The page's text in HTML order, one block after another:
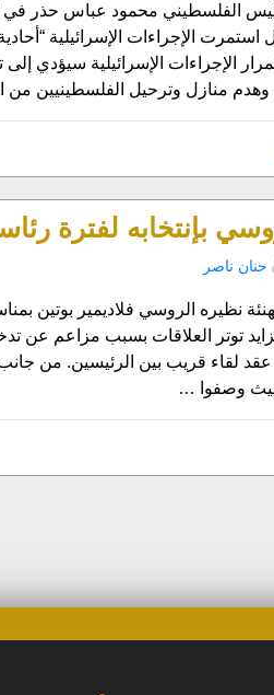
الفلسطيني محمود عباس حذر في
استمرت الإجراءات الإسرائيلية
الإجراءات الإسرائيلية سيؤدي
منازل وترحيل الفلسطينيين من
بإنتخابه لفترة
لفترة
حنان ناصر
نظيره الروسي فلاديمير بوتين
توتر العلاقات بسبب مزاعم عن
عقد لقاء قريب بين الرئيسين. من
حيث وصفوا …